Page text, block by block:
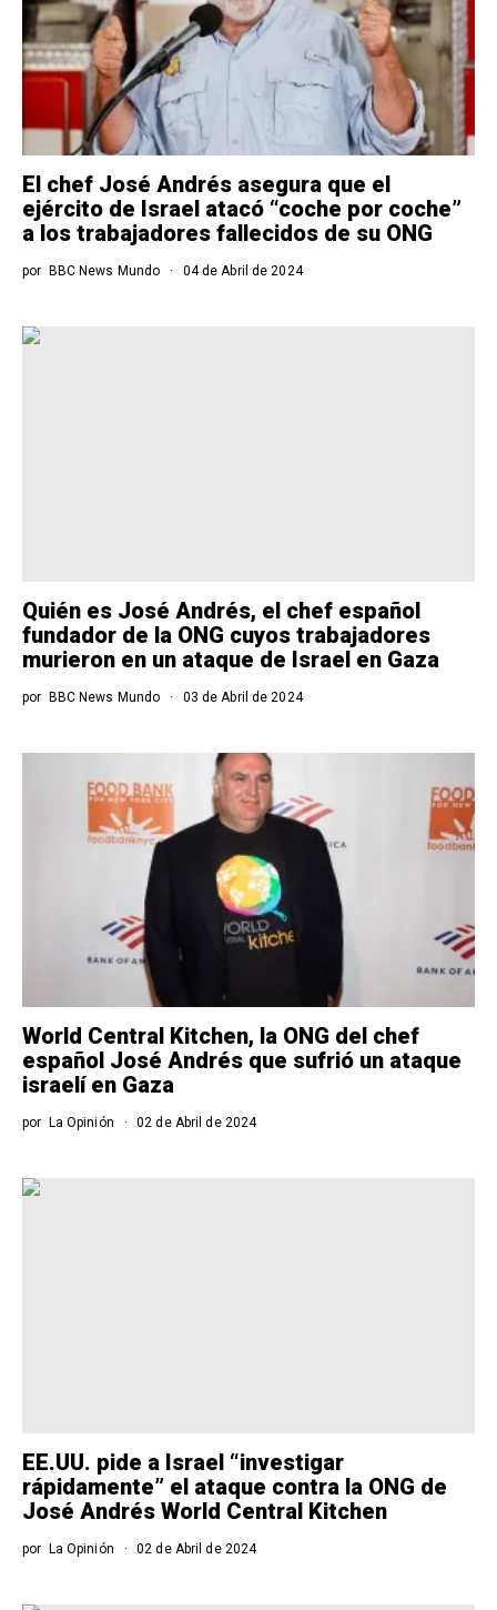
El chef José Andrés asegura que el
ejército de Israel atacó “coche por coche”
a los trabajadores fallecidos de su ONG
por BBC News Mundo 04 de Abril de 2024
Quién es José Andrés, el chef español
fundador de la ONG cuyos trabajadores
murieron en un ataque de Israel en Gaza
por BBC News Mundo 03 de Abril de 2024
World Central Kitchen, la ONG del chef
español José Andrés que sufrió un ataque
israelí en Gaza
por La Opinión 02 de Abril de 2024
EE.UU. pide a Israel “investigar
rápidamente” el ataque contra la ONG de
José Andrés World Central Kitchen
por La Opinión 02 de Abril de 2024